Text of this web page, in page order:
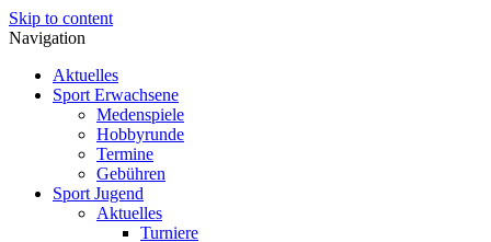
Skip to content
Navigation
Aktuelles
Sport Erwachsene
Medenspiele
Hobbyrunde
Termine
Gebühren
Sport Jugend
Aktuelles
Turniere